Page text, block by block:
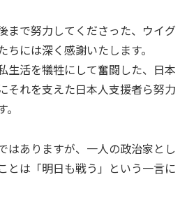
まで努力してくださった、ウイグ
には深く感謝いたします。
生活を犠牲にして奮闘した、日本
それを支えた日本人支援者ら努力
はありますが、一人の政治家とし
とは「明日も戦う」という一言に